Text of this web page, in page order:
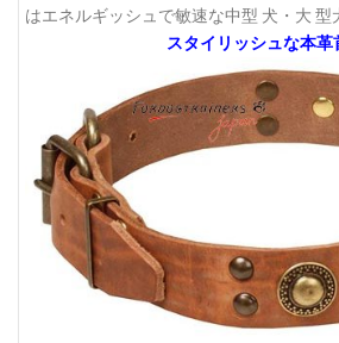
はエネルギッシュで敏速な中型 犬・大 型
スタイリッシュな本革